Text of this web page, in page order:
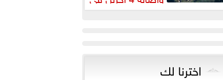
جنوب لبنان
اخترنا لك